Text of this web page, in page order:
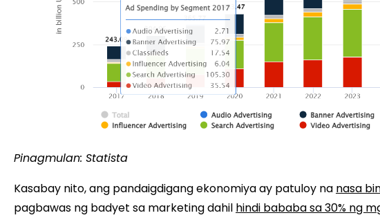
Pinagmulan: Statista
Kasabay nito, ang pandaigdigang ekonomiya ay patuloy na nasa
pagbawas ng badyet sa marketing dahil hindi bababa sa 30% ng